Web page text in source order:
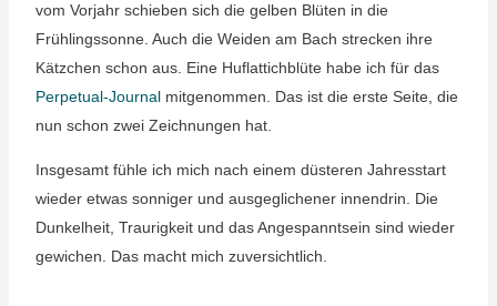
vom Vorjahr schieben sich die gelben Blüten in die
Frühlingssonne. Auch die Weiden am Bach strecken ihre
Kätzchen schon aus. Eine Huflattichblüte habe ich für das
Perpetual-Journalmitgenommen. Das ist die erste Seite, die
nun schon zwei Zeichnungen hat.
Insgesamt fühle ich mich nach einem düsteren Jahresstart
wieder etwas sonniger und ausgeglichener innendrin. Die
Dunkelheit, Traurigkeit und das Angespanntsein sind wieder
gewichen. Das macht mich zuversichtlich.